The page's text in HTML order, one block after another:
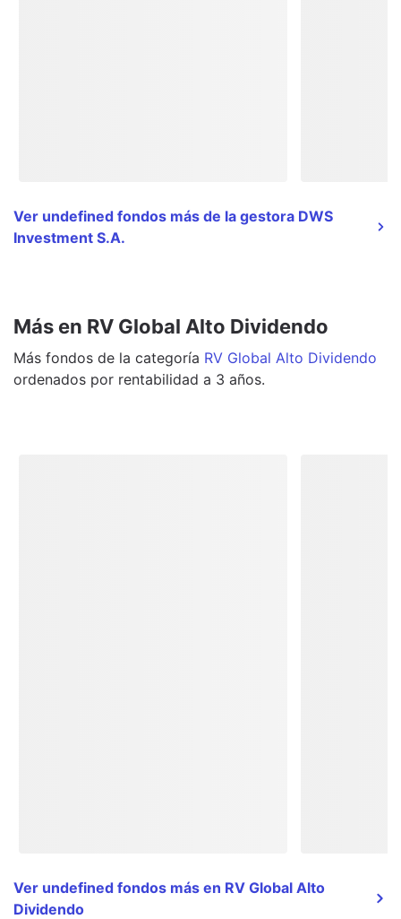
Ver undefined fondos más de la gestora DWS
Investment S.A.
Más en RV Global Alto Dividendo
Más fondos de la categoría RV Global Alto Dividendo
ordenados por rentabilidad a 3 años.
Ver undefined fondos más en RV Global Alto
Dividendo